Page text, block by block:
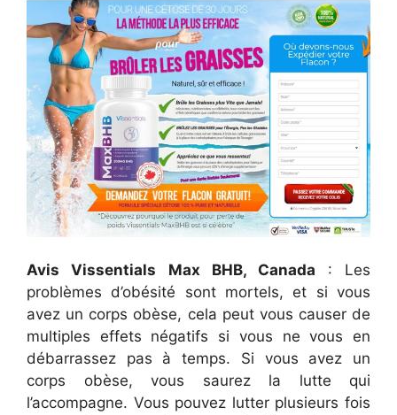
Avis Vissentials Max BHB, Canada : Les
problèmes d’obésité sont mortels, et si vous
avez un corps obèse, cela peut vous causer de
multiples effets négatifs si vous ne vous en
débarrassez pas à temps. Si vous avez un
corps obèse, vous saurez la lutte qui
l’accompagne. Vous pouvez lutter plusieurs fois